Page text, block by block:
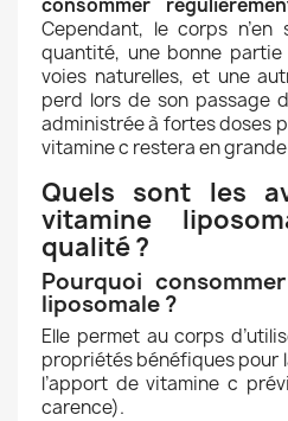
consommer
Cependant, le corps
quantité, une bonne
voies naturelles, et une
perd lors de son passage
administrée à fortes doses
vitamine c restera en
Quels sont les
vitamine
qualité ?
Pourquoi
liposomale ?
Elle permet au corps
propriétés bénéfiques pour
l’apport de vitamine c
carence).